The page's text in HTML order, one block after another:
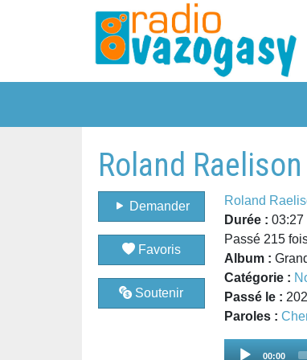
Roland
Demander
Favoris
Soutenir
Roland
Durée : 03:27
Passé 215
Album :
Catégorie :
Passé le :
Paroles :
Audio
00:00